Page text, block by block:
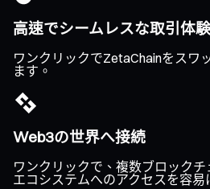
高速でシームレスな取引体験
ワンクリックでZetaChainをスワ
ます。
Web3の世界へ接続
ワンクリックで、複数ブロック
エコシステムへのアクセスを容易